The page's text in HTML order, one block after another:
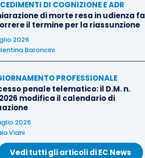
DI COGNIZIONE E ADR
di morte resa in udienza fa
il termine per la riassunzione
2026
Baroncini
PROFESSIONALE
penale telematico: il D.M. n.
modifica il calendario di
2026
Viani
Vedi tutti gli articoli di EC News